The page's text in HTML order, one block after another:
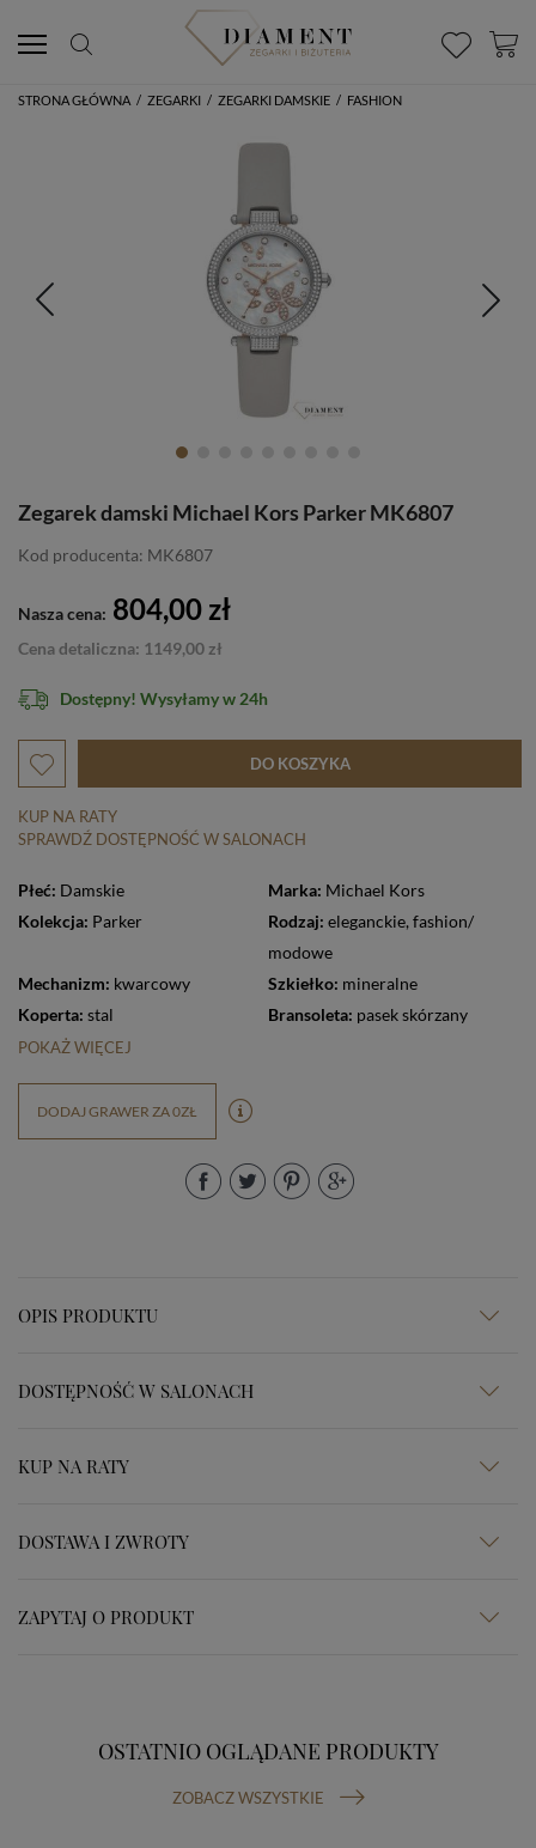
STRONA GŁÓWNA / ZEGARKI / ZEGARKI DAMSKIE / FASHION
Zegarek damski Michael Kors Parker MK6807
Kod producenta: MK6807
Nasza cena: 804,00 zł
Cena detaliczna: 1149,00 zł
Dostępny! Wysyłamy w 24h
DO KOSZYKA
KUP NA RATY
SPRAWDŹ DOSTĘPNOŚĆ W SALONACH
Płeć: Damskie Marka: Michael Kors
Kolekcja: Parker Rodzaj: eleganckie,
modowe
Mechanizm: kwarcowy Szkiełko: mineralne
Koperta: stal Bransoleta: pasek skórzany
POKAŻ WIĘCEJ
DODAJ GRAWER ZA 0ZŁ
OPIS PRODUKTU
DOSTĘPNOŚĆ W SALONACH
KUP NA RATY
DOSTAWA I ZWROTY
ZAPYTAJ O PRODUKT
OSTATNIO OGLĄDANE PRODUKTY
ZOBACZ WSZYSTKIE